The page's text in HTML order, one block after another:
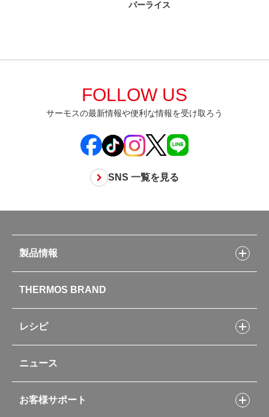
パーライス
FOLLOW US
サーモスの最新情報や便利な情報を受け取ろう
SNS 一覧を見る
製品情報
水筒
お弁当
キッチン用品
ポット・アイスペール
コーヒーメーカー
ソフトクーラー・バッグ
THERMOS BRAND
レシピ
フライパンレシピ
シャトルシェフレシピ
スープジャーレシピ
ニュース
お客様サポート